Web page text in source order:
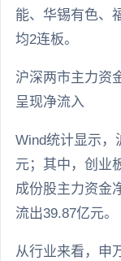
能、华锡有色、
均2连板。
沪深两市主力资
呈现净流入
Wind统计显示，
元；其中，创业
成份股主力资金
流出39.87亿元。
从行业来看，申